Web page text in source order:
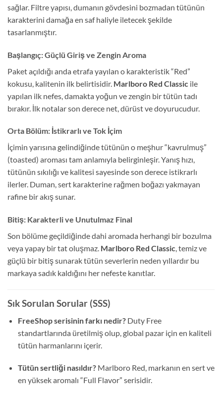
sağlar. Filtre yapısı, dumanın gövdesini bozmadan tütünün
karakterini damağa en saf haliyle iletecek şekilde
tasarlanmıştır.
Başlangıç: Güçlü Giriş ve Zengin Aroma
Paket açıldığı anda etrafa yayılan o karakteristik “Red”
kokusu, kalitenin ilk belirtisidir. Marlboro Red Classic ile
yapılan ilk nefes, damakta yoğun ve zengin bir tütün tadı
bırakır. İlk notalar son derece net, dürüst ve doyurucudur.
Orta Bölüm: İstikrarlı ve Tok İçim
İçimin yarısına gelindiğinde tütünün o meşhur “kavrulmuş”
(toasted) aroması tam anlamıyla belirginleşir. Yanış hızı,
tütünün sıkılığı ve kalitesi sayesinde son derece istikrarlı
ilerler. Duman, sert karakterine rağmen boğazı yakmayan
rafine bir akış sunar.
Bitiş: Karakterli ve Unutulmaz Final
Son bölüme geçildiğinde dahi aromada herhangi bir bozulma
veya yapay bir tat oluşmaz. Marlboro Red Classic, temiz ve
güçlü bir bitiş sunarak tütün severlerin neden yıllardır bu
markaya sadık kaldığını her nefeste kanıtlar.
Sık Sorulan Sorular (SSS)
FreeShop serisinin farkı nedir?Duty Free
standartlarında üretilmiş olup, global pazar için en kaliteli
tütün harmanlarını içerir.
Tütün sertliği nasıldır?Marlboro Red, markanın en sert ve
en yüksek aromalı “Full Flavor” serisidir.